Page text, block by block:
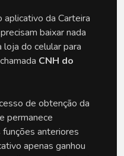
da Carteira
baixar nada
loja do celular para
CNH do
de obtenção da
permanece
anteriores
apenas ganhou